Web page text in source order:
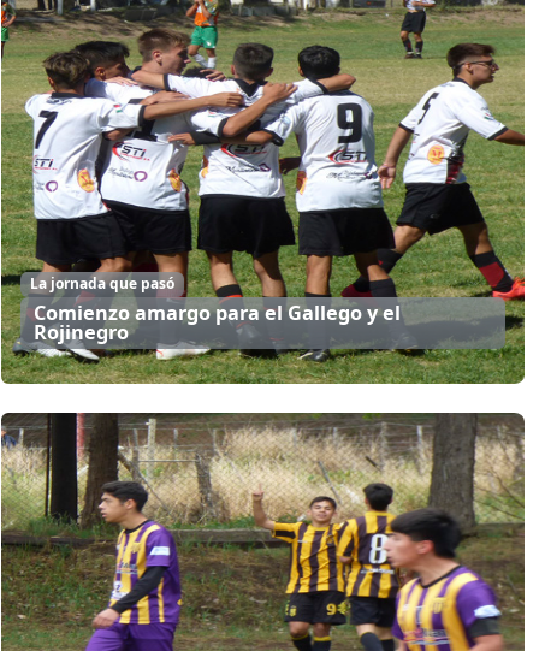
La jornada que pasó
Comienzo amargo para el Gallego y el
Rojinegro